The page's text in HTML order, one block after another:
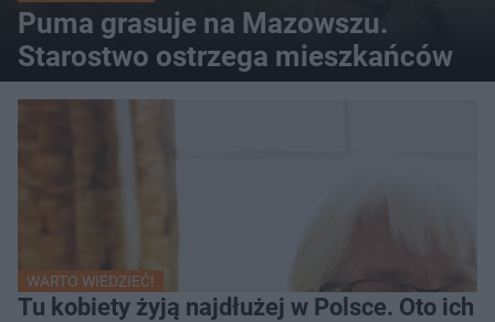
Puma grasuje na Mazowszu.
Starostwo ostrzega mieszkańców
WARTO WIEDZIEĆ!
Tu kobiety żyją najdłużej w Polsce. Oto ich